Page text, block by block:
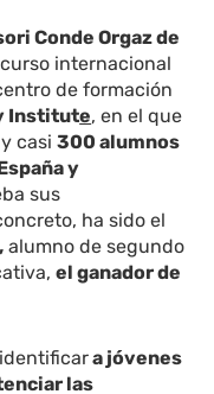
Conde Orgaz de
internacional
de formación
Institute, en el que
y casi300 alumnos
y
sus
ha sido el
alumno de segundo
el ganador de
a jóvenes
las